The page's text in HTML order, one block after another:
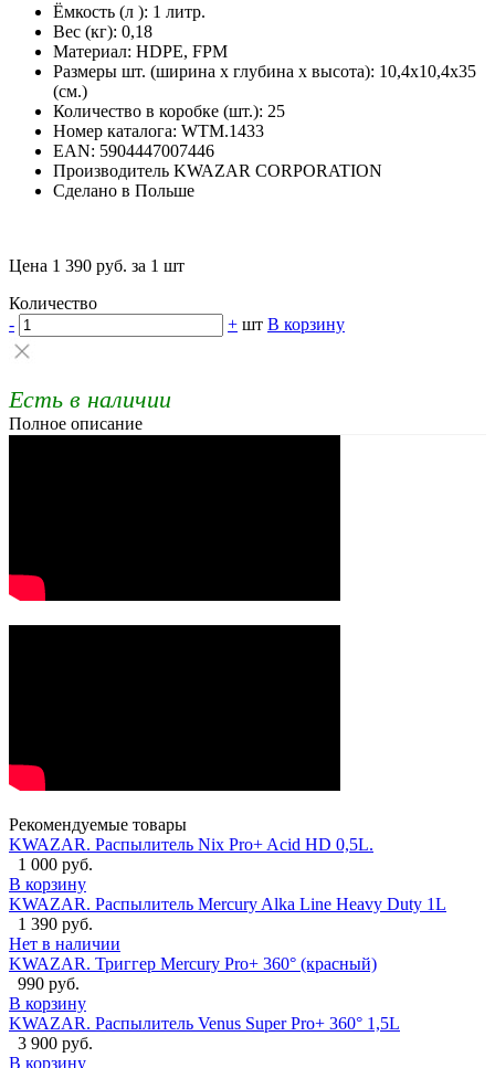
Ёмкость (л ): 1 литр.
Вес (кг): 0,18
Материал: HDPE, FPM
Размеры шт. (ширина х глубина х высота): 10,4х10,4х35
(см.)
Количество в коробке (шт.): 25
Номер каталога: WTM.1433
EAN: 5904447007446
Производитель KWAZAR CORPORATION
Сделано в Польше
Цена 1 390 руб. за 1 шт
Количество
-
+ шт В корзину
Есть в наличии
Полное описание
Рекомендуемые товары
KWAZAR. Распылитель Nix Pro+ Acid HD 0,5L.
1 000 руб.
В корзину
KWAZAR. Распылитель Mercury Alka Line Heavy Duty 1L
1 390 руб.
Нет в наличии
KWAZAR. Триггер Mercury Pro+ 360° (красный)
990 руб.
В корзину
KWAZAR. Распылитель Venus Super Pro+ 360° 1,5L
3 900 руб.
В корзину